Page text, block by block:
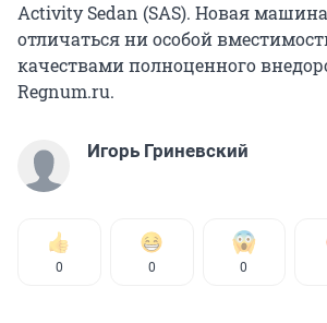
Activity Sedan (SAS). Новая
отличаться ни особой
качествами полноценного
Regnum.ru.
Игорь Гриневский
0 0 0